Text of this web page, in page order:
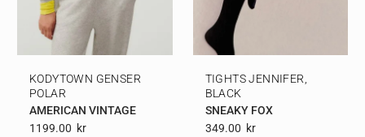
KODYTOWN GENSER
POLAR
AMERICAN VINTAGE
1199.00 Kr
TIGHTS JENNIFER,
BLACK
SNEAKY FOX
349.00 Kr